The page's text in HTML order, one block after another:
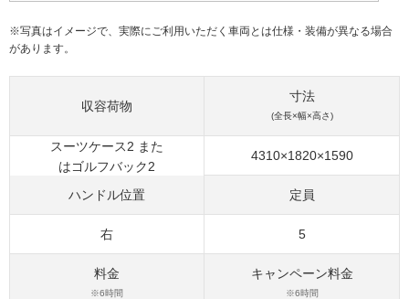
※写真はイメージで、実際にご利用いただく車両とは仕様・装備が異なる場合
があります。
収容荷物
スーツケース2 また
はゴルフバック2
寸法
(全長×幅×高さ)
4310×1820×1590
ハンドル位置
右
定員
5
料金
※6時間
キャンペーン料金
※6時間